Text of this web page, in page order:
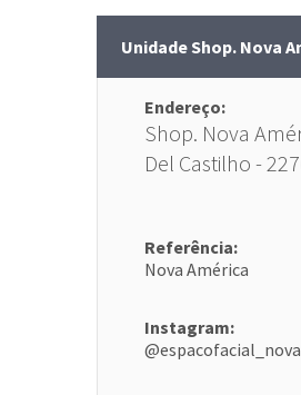
Unidade Shop. Nova
Endereço:
Shop. Nova
Del Castilho -
Referência:
Nova América
Instagram: